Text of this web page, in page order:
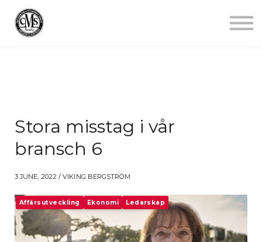
Stora misstag i vår
bransch 6
3 JUNE, 2022 / VIKING BERGSTRÖM
Affärsutveckling Ekonomi Ledarskap